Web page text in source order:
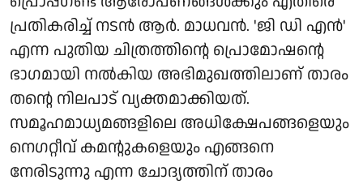
പ്രതികരിച്ച് നടൻ ആർ. മാധവൻ. 'ജി ഡി എൻ'
എന്ന പുതിയ ചിത്രത്തിന്റെ പ്രൊമോഷന്റെ
ഭാഗമായി നൽകിയ അഭിമുഖത്തിലാണ് താരം
തന്റെ നിലപാട് വ്യക്തമാക്കിയത്.
സമൂഹമാധ്യമങ്ങളിലെ അധിക്ഷേപങ്ങളെയും
നെഗറ്റീവ് കമന്റുകളെയും എങ്ങനെ
നേരിടുന്നു എന്ന ചോദ്യത്തിന് താരം